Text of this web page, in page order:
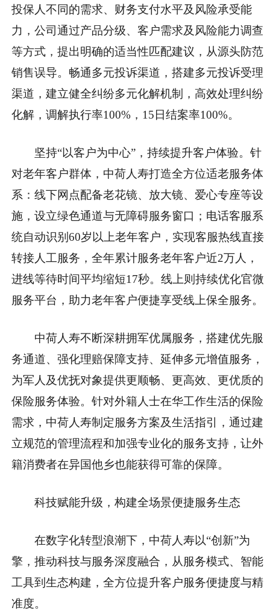
投保人不同的需求、财务支付水平及风险承受能
力，公司通过产品分级、客户需求及风险能力调查
等方式，提出明确的适当性匹配建议，从源头防范
销售误导。畅通多元投诉渠道，搭建多元投诉受理
渠道，建立健全纠纷多元化解机制，高效处理纠纷
化解，调解执行率100%，15日结案率100%。
坚持“以客户为中心”，持续提升客户体验。针
对老年客户群体，中荷人寿打造全方位适老服务体
系：线下网点配备老花镜、放大镜、爱心专座等设
施，设立绿色通道与无障碍服务窗口；电话客服系
统自动识别60岁以上老年客户，实现客服热线直接
转接人工服务，全年累计服务老年客户近2万人，
进线等待时间平均缩短17秒。线上则持续优化官微
服务平台，助力老年客户便捷享受线上保全服务。
中荷人寿不断深耕拥军优属服务，搭建优先服
务通道、强化理赔保障支持、延伸多元增值服务，
为军人及优抚对象提供更顺畅、更高效、更优质的
保险服务体验。针对外籍人士在华工作生活的保险
需求，中荷人寿制定服务方案及生活指引，通过建
立规范的管理流程和加强专业化的服务支持，让外
籍消费者在异国他乡也能获得可靠的保障。
科技赋能升级，构建全场景便捷服务生态
在数字化转型浪潮下，中荷人寿以“创新”为
擎，推动科技与服务深度融合，从服务模式、智能
工具到生态构建，全方位提升客户服务便捷度与精
准度。